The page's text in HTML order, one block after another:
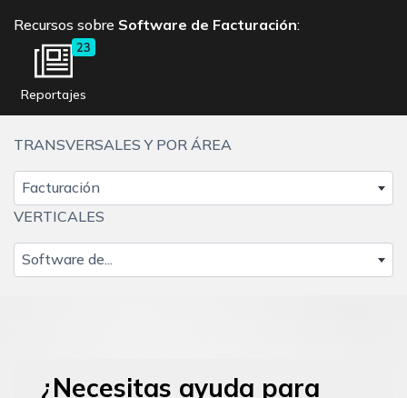
Recursos sobre Software de Facturación:
23
Reportajes
TRANSVERSALES Y POR ÁREA
Facturación
VERTICALES
Software de...
¿Necesitas ayuda para